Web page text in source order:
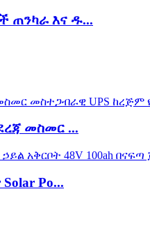
ጠንካራ እና ዱ...
መስመር ...
Po...